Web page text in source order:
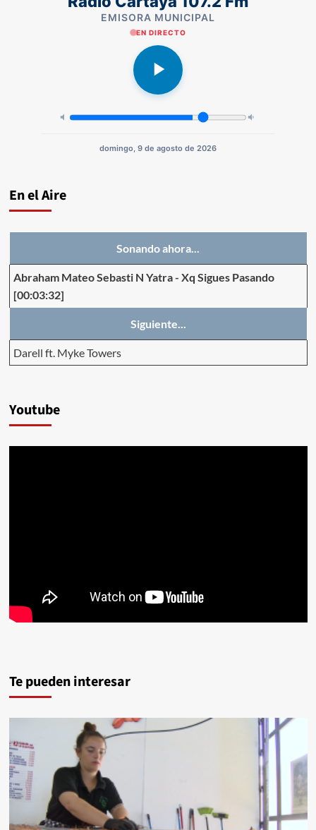
EMISORA MUNICIPAL
EN DIRECTO
domingo, 9 de agosto de 2026
En el Aire
Sonando ahora...
Abraham Mateo Sebasti N Yatra- Xq Sigues Pasando
[00:03:32]
Siguiente...
Darell ft. Myke Towers
Youtube
Te pueden interesar